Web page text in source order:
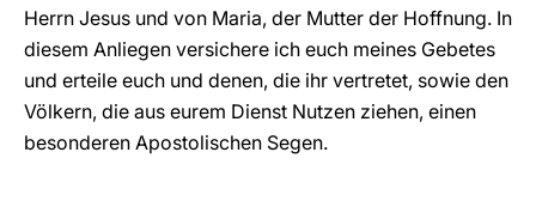
Herrn Jesus und von Maria, der Mutter der Hoffnung. In
diesem Anliegen versichere ich euch meines Gebetes
und erteile euch und denen, die ihr vertretet, sowie den
Völkern, die aus eurem Dienst Nutzen ziehen, einen
besonderen Apostolischen Segen.